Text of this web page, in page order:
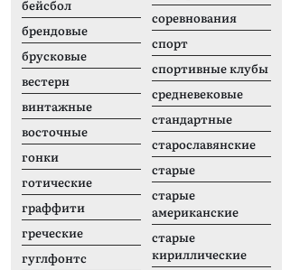
Бесплатный шрифт
бейсбол
брендовые
брусковые
вестерн
винтажные
восточные
гонки
готические
граффити
греческие
гуглфонтс
соревнования
спорт
спортивные клубы
средневековые
стандартные
старославянские
старые
старые
американские
старые
кириллические